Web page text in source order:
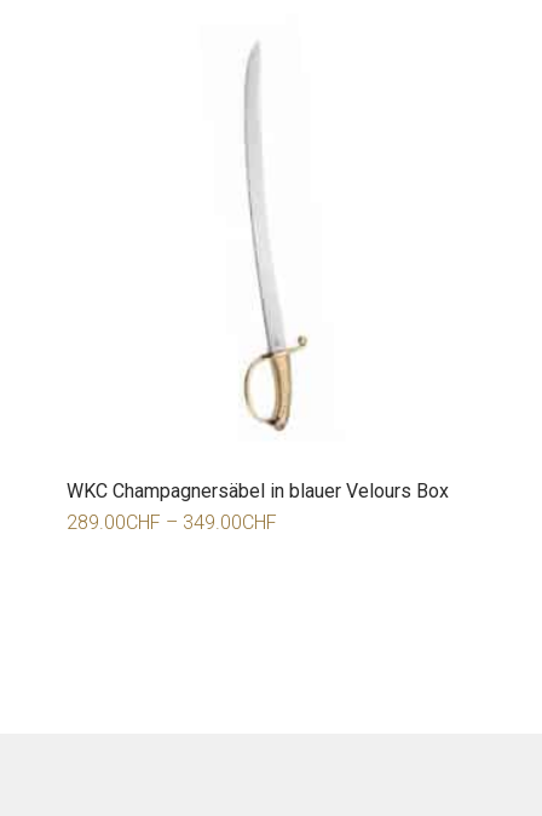
WKC Champagnersäbel in blauer Velours Box
289.00CHF – 349.00CHF